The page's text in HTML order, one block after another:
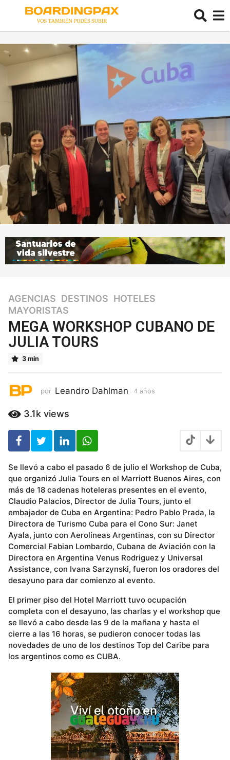
4
a
ñ
o
s
4
o
AGENCIAS ,DESTINOS ,HOTELES
MAYORISTAS
MEGA WORKSHOP CUBANO DE
JULIA TOURS
3 min
por Leandro Dahlman 4 años
3.1k views
Se llevó a cabo el pasado 6 de julio el Workshop de Cuba,
que organizó Julia Tours en el Marriott Buenos Aires, con
más de 18 cadenas hoteleras presentes en el evento,
Claudio Palacios, Director de Julia Tours, junto el
embajador de Cuba en Argentina: Pedro Pablo Prada, la
Directora de Turismo Cuba para el Cono Sur: Janet
Ayala, junto con Aerolíneas Argentinas, con su Director
Comercial Fabian Lombardo, Cubana de Aviación con la
Directora en Argentina Venus Rodriguez y Universal
Assistance, con Ivana Sarzynski, fueron los oradores del
desayuno para dar comienzo al evento.
El primer piso del Hotel Marriott tuvo ocupación
completa con el desayuno, las charlas y el workshop que
se llevó a cabo desde las 9 de la mañana y hasta el
cierre a las 16 horas, se pudieron conocer todas las
novedades de uno de los destinos Top del Caribe para
los argentinos como es CUBA.